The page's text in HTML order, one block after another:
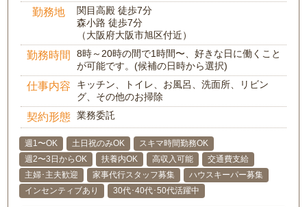
勤務地
関目高殿 徒歩7分
森小路 徒歩7分
（大阪府大阪市旭区付近）
勤務時間
8時～20時の間で1時間〜、好きな日に働くこと
が可能です。(候補の日時から選択)
仕事内容
キッチン、トイレ、お風呂、洗面所、リビン
グ、その他のお掃除
契約形態 業務委託
週1〜OK 土日祝のみOK
スキマ時間勤務OK
週2〜3日からOK
扶養内OK 高収入可能
交通費支給
主婦･主夫歓迎
家事代行スタッフ募集
ハウスキーパー募集
インセンティブあり
30代･40代･50代活躍中